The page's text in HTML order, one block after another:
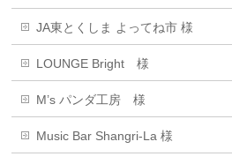
JA東とくしま よってね市 様
LOUNGE Bright 様
M’s パンダ工房 様
Music Bar Shangri-La 様